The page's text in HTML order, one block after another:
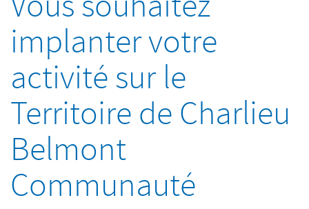
implanter votre
activité sur le
Territoire de Charlieu
Belmont
Communauté